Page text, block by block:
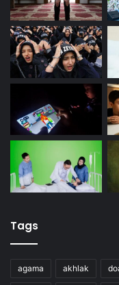
Tags
agama akhlak